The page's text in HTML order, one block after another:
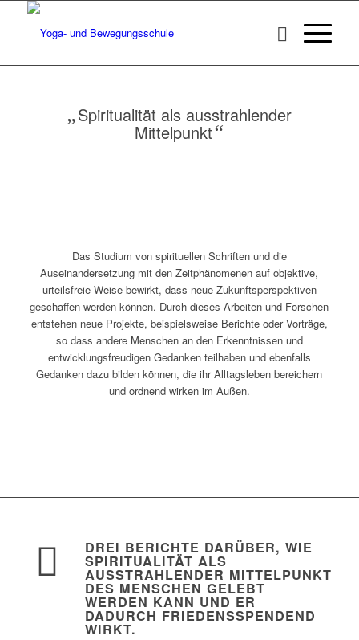
„Spiritualität als ausstrahlender
Mittelpunkt“
Das Studium von spirituellen Schriften und die
Auseinandersetzung mit den Zeitphänomenen auf objektive,
urteilsfreie Weise bewirkt, dass neue Zukunftsperspektiven
geschaffen werden können. Durch dieses Arbeiten und Forschen
entstehen neue Projekte, beispielsweise Berichte oder Vorträge,
so dass andere Menschen an den Erkenntnissen und
entwicklungsfreudigen Gedanken teilhaben und ebenfalls
Gedanken dazu bilden können, die ihr Alltagsleben bereichern
und ordnend wirken im Außen.
DREI BERICHTE DARÜBER, WIE
SPIRITUALITÄT ALS
AUSSTRAHLENDER MITTELPUNKT
DES MENSCHEN GELEBT
WERDEN KANN UND ER
DADURCH FRIEDENSSPENDEND
WIRKT.